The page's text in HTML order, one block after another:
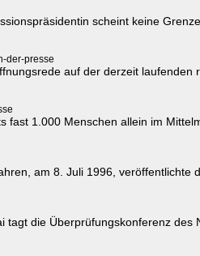
scheint keine
der-presse
auf der derzeit
1.000 Menschen allein im
am 8. Juli 1996, veröffentlichte
die Überprüfungskonferenz